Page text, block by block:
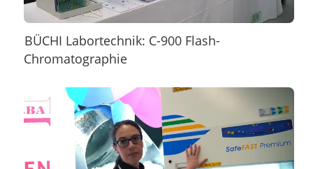
BÜCHI Labortechnik: C-900 Flash-
Chromatographie